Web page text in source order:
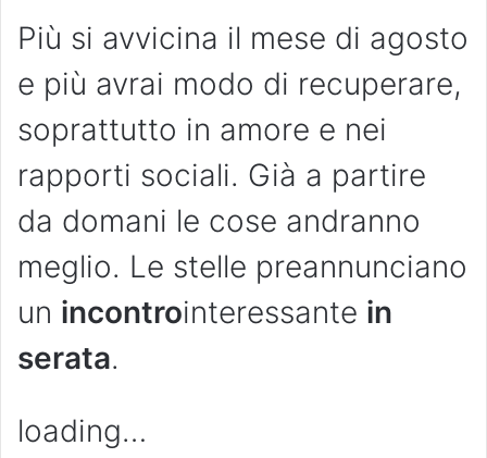
Più si avvicina il mese di agosto
e più avrai modo di recuperare,
soprattutto in amore e nei
rapporti sociali. Già a partire
da domani le cose andranno
meglio. Le stelle preannunciano
un incontrointeressante in
serata.
loading…